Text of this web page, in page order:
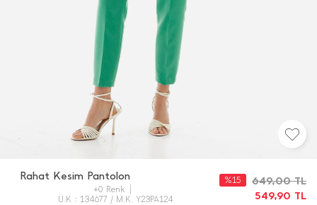
Rahat Kesim Pantolon
+0 Renk
Ü.K : 134677 / M.K. Y23PA124
649,00TL
549,90 TL
%15